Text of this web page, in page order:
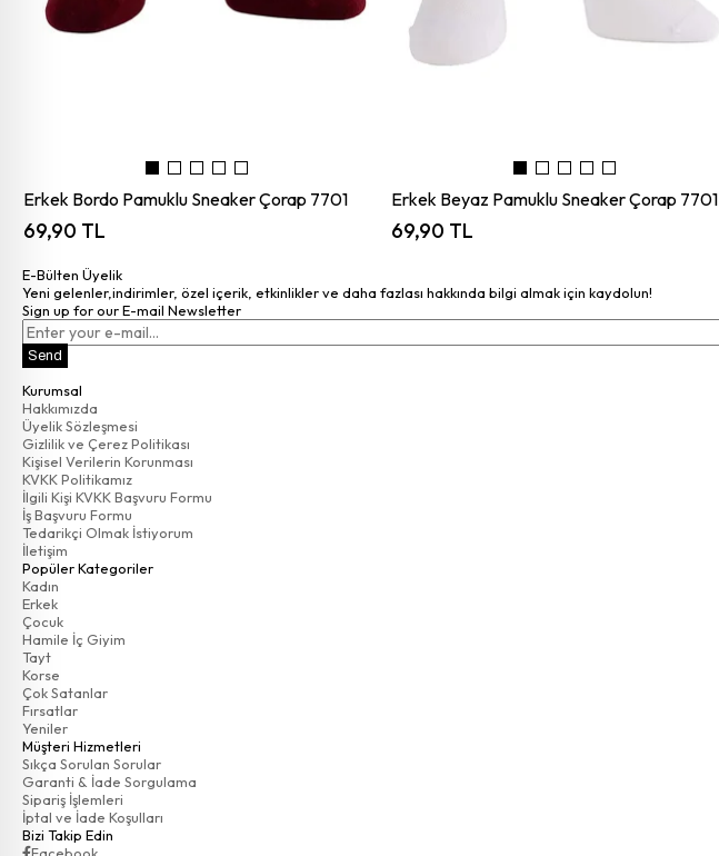
Erkek Bordo Pamuklu Sneaker Çorap 7701
69,90 TL
Erkek Beyaz Pamuklu Sneaker Çorap 7701
69,90 TL
E-Bülten Üyelik
Yeni gelenler,indirimler, özel içerik, etkinlikler ve daha fazlası hakkında bilgi almak için kaydolun!
Sign up for our E-mail Newsletter
Send
Kurumsal
Hakkımızda
Üyelik Sözleşmesi
Gizlilik ve Çerez Politikası
Kişisel Verilerin Korunması
KVKK Politikamız
İlgili Kişi KVKK Başvuru Formu
İş Başvuru Formu
Tedarikçi Olmak İstiyorum
İletişim
Popüler Kategoriler
Kadın
Erkek
Çocuk
Hamile İç Giyim
Tayt
Korse
Çok Satanlar
Fırsatlar
Yeniler
Müşteri Hizmetleri
Sıkça Sorulan Sorular
Garanti & İade Sorgulama
Sipariş İşlemleri
İptal ve İade Koşulları
Bizi Takip Edin
Facebook